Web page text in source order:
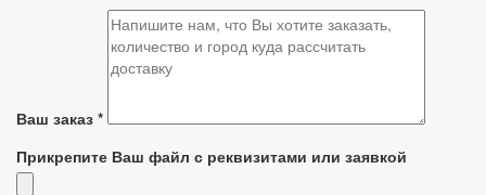
Ваш заказ *
Прикрепите Ваш файл с реквизитами или заявкой